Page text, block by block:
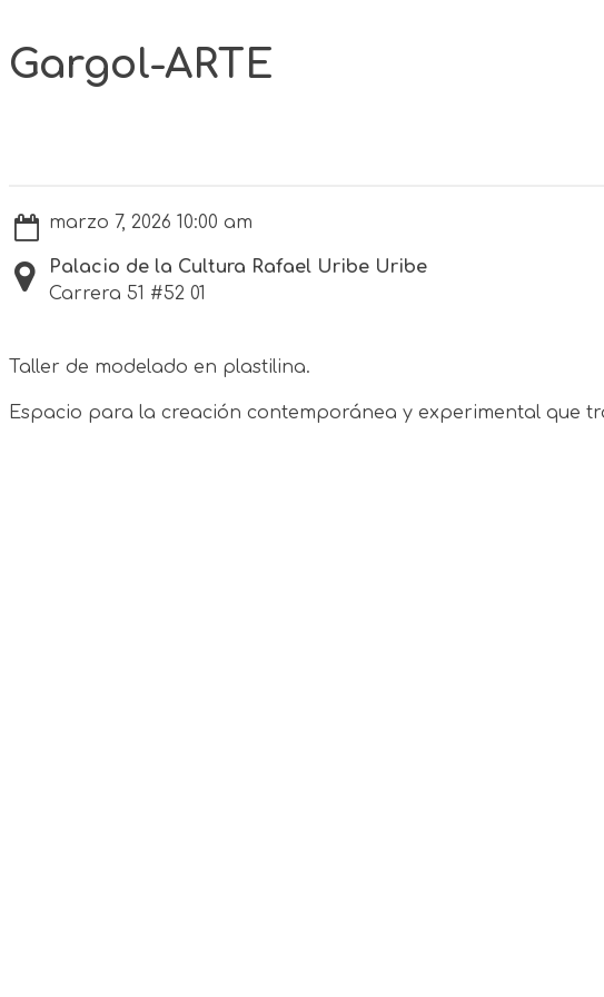
Gargol-ARTE
marzo 7, 2026 10:00 am
Palacio de la Cultura Rafael Uribe Uribe
Carrera 51 #52 01
Taller de modelado en plastilina.
Espacio para la creación contemporánea y experimental que